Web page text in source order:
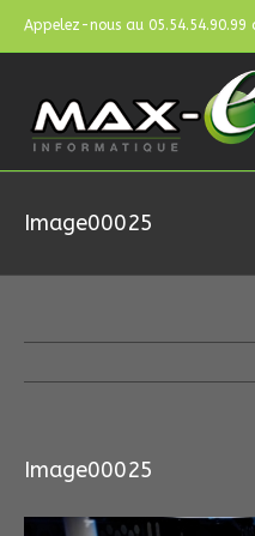
Appelez-nous au
Image00025
Image00025